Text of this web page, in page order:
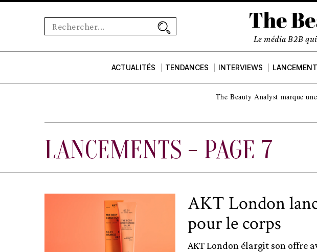
Le média B2B
ACTUALITÉS TENDANCES INTERVIEWS
The Beauty Analyst marque
LANCEMENTS - PAGE 7
AKT London
pour le corps
AKT London élargit son offre